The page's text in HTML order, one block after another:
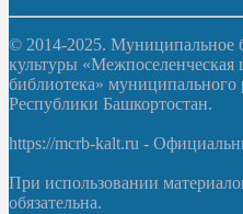
© 2014-2025. Муниципальное
культуры «Межпоселенческая
библиотека»
Республики Башкортостан.
https://mcrb-kalt.ru -
При использовании
обязательна.